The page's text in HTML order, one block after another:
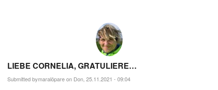
LIEBE CORNELIA, GRATULIERE…
Submitted bymaralöpareon Don, 25.11.2021 - 09:04